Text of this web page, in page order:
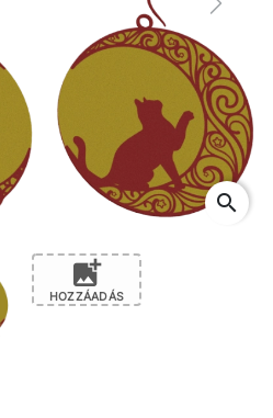
Next
search
add_photo_alternate
HOZZÁADÁS